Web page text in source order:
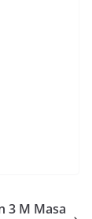
3 M Masa